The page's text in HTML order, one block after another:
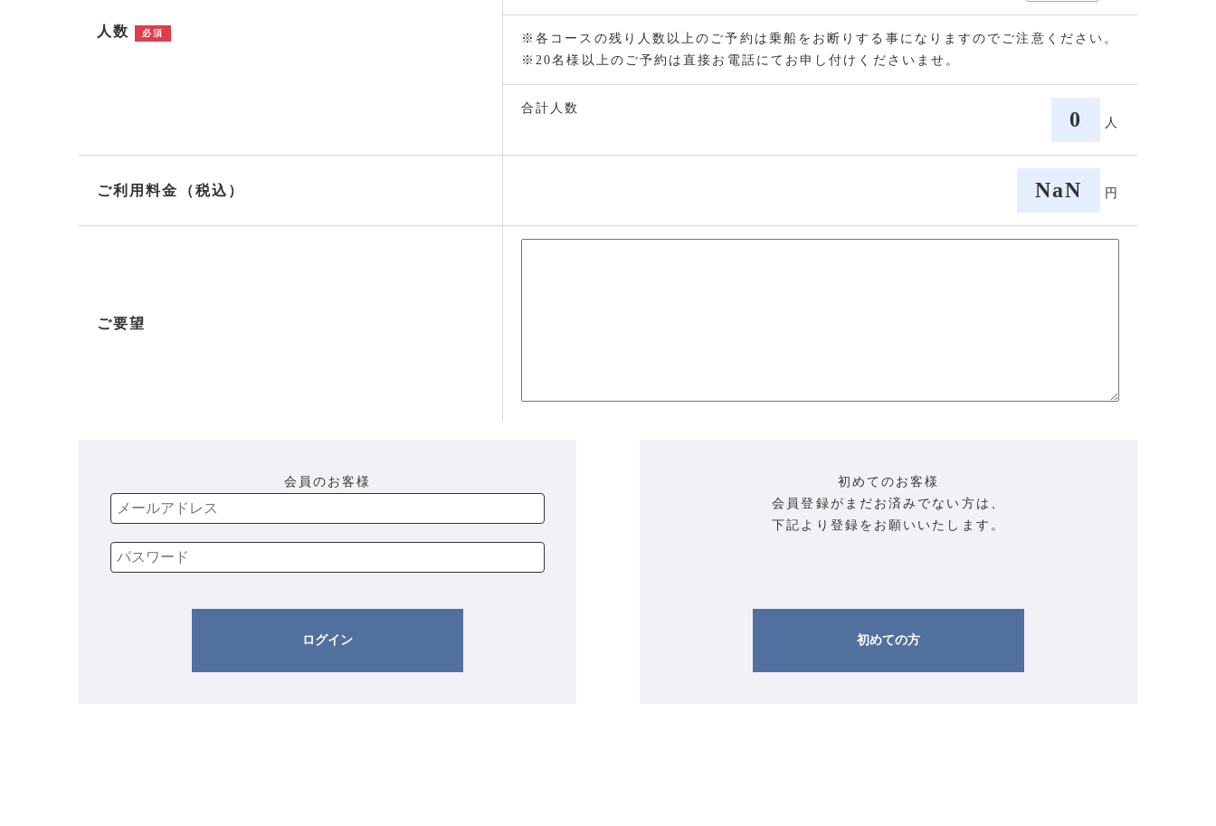
人数 必須
※各コースの残り人数以上のご予約は乗船をお断りする事になりますのでご注意ください。
※20名様以上のご予約は直接お電話にてお申し付けくださいませ。
合計人数 0 人
ご利用料金（税込） NaN 円
ご要望
会員のお客様
ログイン
初めてのお客様
会員登録がまだお済みでない方は、
下記より登録をお願いいたします。
初めての方